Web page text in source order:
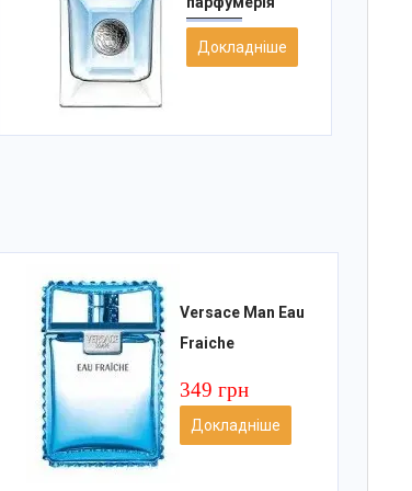
Докладніше
Versace Man Eau
Fraiche
349 грн
Докладніше